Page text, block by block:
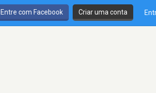
Entre com Facebook Criar uma conta